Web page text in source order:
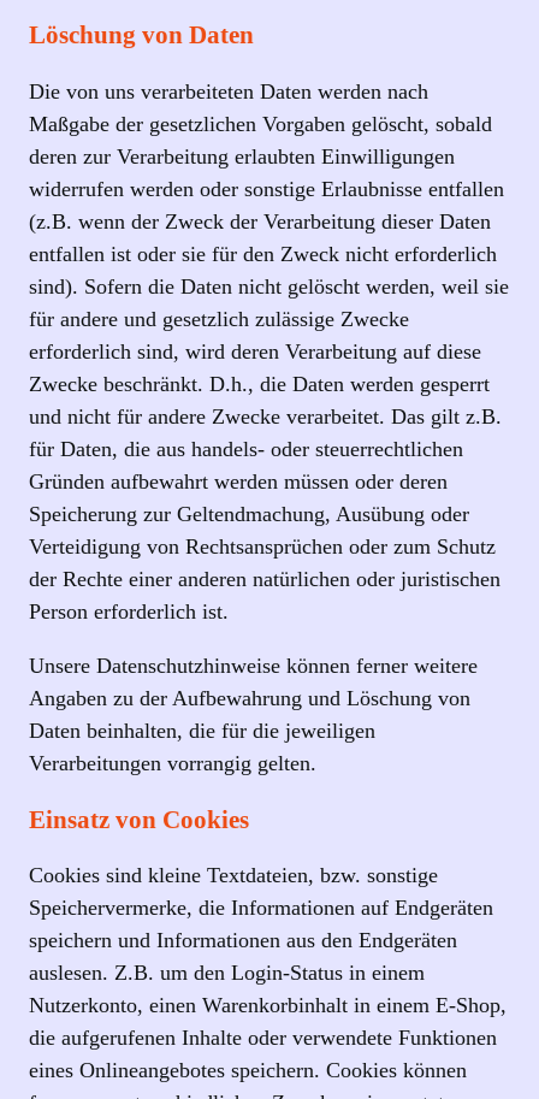
Löschung von Daten
Die von uns verarbeiteten Daten werden nach
Maßgabe der gesetzlichen Vorgaben gelöscht, sobald
deren zur Verarbeitung erlaubten Einwilligungen
widerrufen werden oder sonstige Erlaubnisse entfallen
(z.B. wenn der Zweck der Verarbeitung dieser Daten
entfallen ist oder sie für den Zweck nicht erforderlich
sind). Sofern die Daten nicht gelöscht werden, weil sie
für andere und gesetzlich zulässige Zwecke
erforderlich sind, wird deren Verarbeitung auf diese
Zwecke beschränkt. D.h., die Daten werden gesperrt
und nicht für andere Zwecke verarbeitet. Das gilt z.B.
für Daten, die aus handels- oder steuerrechtlichen
Gründen aufbewahrt werden müssen oder deren
Speicherung zur Geltendmachung, Ausübung oder
Verteidigung von Rechtsansprüchen oder zum Schutz
der Rechte einer anderen natürlichen oder juristischen
Person erforderlich ist.
Unsere Datenschutzhinweise können ferner weitere
Angaben zu der Aufbewahrung und Löschung von
Daten beinhalten, die für die jeweiligen
Verarbeitungen vorrangig gelten.
Einsatz von Cookies
Cookies sind kleine Textdateien, bzw. sonstige
Speichervermerke, die Informationen auf Endgeräten
speichern und Informationen aus den Endgeräten
auslesen. Z.B. um den Login-Status in einem
Nutzerkonto, einen Warenkorbinhalt in einem E-Shop,
die aufgerufenen Inhalte oder verwendete Funktionen
eines Onlineangebotes speichern. Cookies können